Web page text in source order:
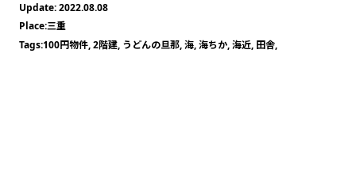
2022.08.08
三重
100円物件,2階建, うどんの旦那,海,海ちか,海近, 田舎,